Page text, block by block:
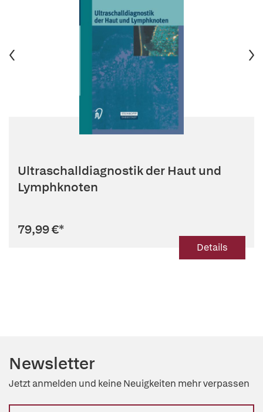
Ultraschalldiagnostik der Haut und
Lymphknoten
79,99 €*
Details
Newsletter
Jetzt anmelden und keine Neuigkeiten mehr verpassen